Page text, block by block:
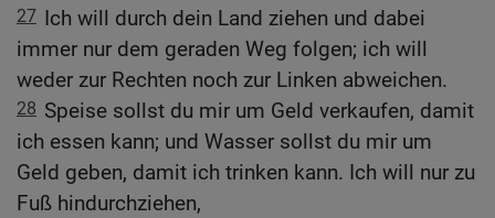
27 Ich will durch dein Land ziehen und dabei
immer nur dem geraden Weg folgen; ich will
weder zur Rechten noch zur Linken abweichen.
28 Speise sollst du mir um Geld verkaufen, damit
ich essen kann; und Wasser sollst du mir um
Geld geben, damit ich trinken kann. Ich will nur zu
Fuß hindurchziehen,